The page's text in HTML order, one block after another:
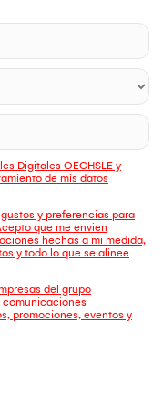
Digitales OECHSLE y
de mis datos
y preferencias para
que me envien
hechas a mi medida,
y todo lo que se alinee
del grupo
comunicaciones
promociones, eventos y